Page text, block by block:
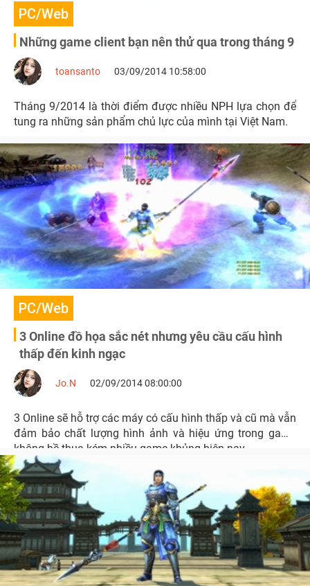
PC/Web
Những game client bạn nên thử qua trong tháng 9
toansanto 03/09/2014 10:58:00
Tháng 9/2014 là thời điểm được nhiều NPH lựa chọn để
tung ra những sản phẩm chủ lực của mình tại Việt Nam.
PC/Web
3 Online đồ họa sắc nét nhưng yêu cầu cấu hình
thấp đến kinh ngạc
Jo.N 02/09/2014 08:00:00
3 Online sẽ hỗ trợ các máy có cấu hình thấp và cũ mà vẫn
đảm bảo chất lượng hình ảnh và hiệu ứng trong game
không hề thua kém nhiều game khủng hiện nay.